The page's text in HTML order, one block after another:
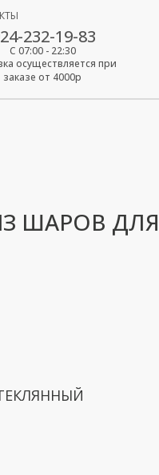
232-19-83
осуществляется при
заказе от 4000р
С 07:00 - 22:30
ШАРОВ ДЛЯ